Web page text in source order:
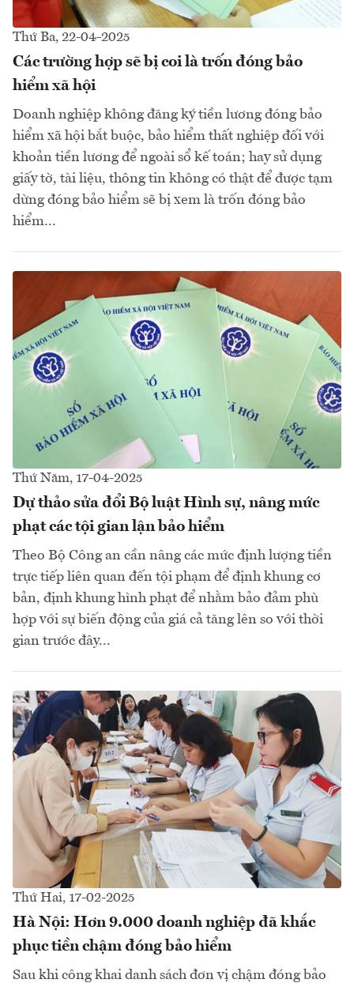
Thứ Ba, 22-04-2025
Các trường hợp sẽ bị coi là trốn đóng bảo
hiểm xã hội
Doanh nghiệp không đăng ký tiền lương đóng bảo
hiểm xã hội bắt buộc, bảo hiểm thất nghiệp đối với
khoản tiền lương để ngoài sổ kế toán; hay sử dụng
giấy tờ, tài liệu, thông tin không có thật để được tạm
dừng đóng bảo hiểm sẽ bị xem là trốn đóng bảo
hiểm...
Thứ Năm, 17-04-2025
Dự thảo sửa đổi Bộ luật Hình sự, nâng mức
phạt các tội gian lận bảo hiểm
Theo Bộ Công an cần nâng các mức định lượng tiền
trực tiếp liên quan đến tội phạm để định khung cơ
bản, định khung hình phạt để nhằm bảo đảm phù
hợp với sự biến động của giá cả tăng lên so với thời
gian trước đây...
Thứ Hai, 17-02-2025
Hà Nội: Hơn 9.000 doanh nghiệp đã khắc
phục tiền chậm đóng bảo hiểm
Sau khi công khai danh sách đơn vị chậm đóng bảo